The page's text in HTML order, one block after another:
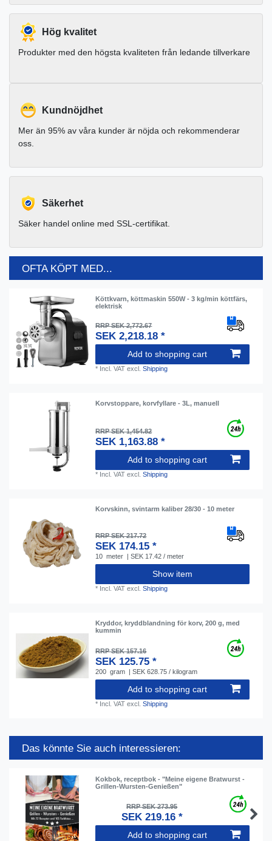
Hög kvalitet
Produkter med den högsta kvaliteten från ledande tillverkare
Kundnöjdhet
Mer än 95% av våra kunder är nöjda och rekommenderar
oss.
Säkerhet
Säker handel online med SSL-certifikat.
OFTA KÖPT MED...
Köttkvarn, köttmaskin 550W - 3 kg/min köttfärs,
elektrisk
RRP SEK 2,772.67
SEK 2,218.18 *
Add to shopping cart
* Incl. VAT excl.Shipping
Korvstoppare, korvfyllare - 3L, manuell
RRP SEK 1,454.82
SEK 1,163.88 *
Add to shopping cart
* Incl. VAT excl.Shipping
Korvskinn, svintarm kaliber 28/30 - 10 meter
RRP SEK 217.72
SEK 174.15 *
10 meter | SEK 17.42 / meter
Show item
* Incl. VAT excl.Shipping
Kryddor, kryddblandning för korv, 200 g, med
kummin
RRP SEK 157.16
SEK 125.75 *
200 gram | SEK 628.75 / kilogram
Add to shopping cart
* Incl. VAT excl.Shipping
Das könnte Sie auch interessieren:
Kokbok, receptbok - "Meine eigene Bratwurst -
Grillen-Wursten-Genießen"
RRP SEK 273.95
SEK 219.16 *
Add to shopping cart